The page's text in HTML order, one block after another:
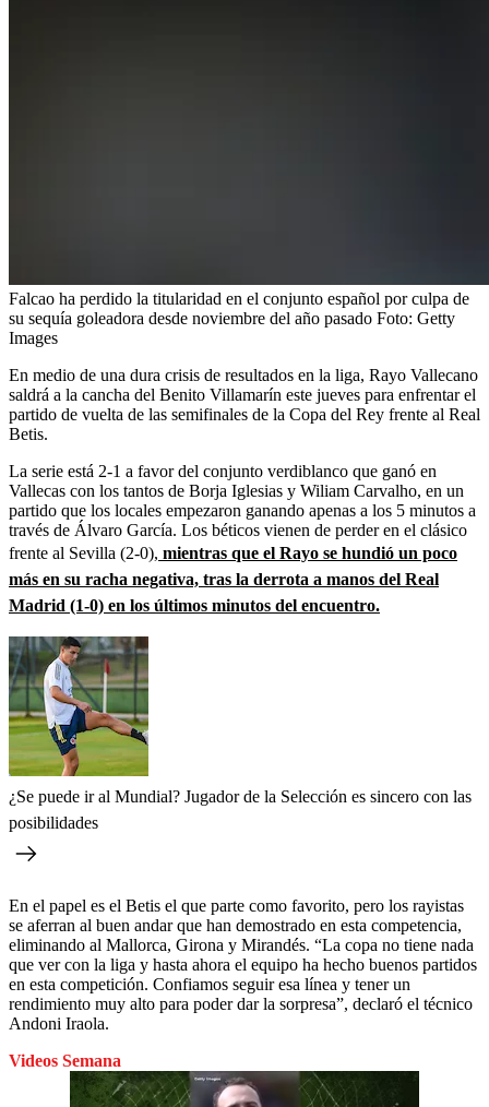
Falcao ha perdido la titularidad en el conjunto español por culpa de
su sequía goleadora desde noviembre del año pasado Foto: Getty
Images
En medio de una dura crisis de resultados en la liga, Rayo Vallecano
saldrá a la cancha del Benito Villamarín este jueves para enfrentar el
partido de vuelta de las semifinales de la Copa del Rey frente al Real
Betis.
La serie está 2-1 a favor del conjunto verdiblanco que ganó en
Vallecas con los tantos de Borja Iglesias y Wiliam Carvalho, en un
partido que los locales empezaron ganando apenas a los 5 minutos a
través de Álvaro García. Los béticos vienen de perder en el clásico
frente al Sevilla (2-0), mientras que el Rayo se hundió un poco
más en su racha negativa, tras la derrota a manos del Real
Madrid (1-0) en los últimos minutos del encuentro.
¿Se puede ir al Mundial? Jugador de la Selección es sincero con las
posibilidades
En el papel es el Betis el que parte como favorito, pero los rayistas
se aferran al buen andar que han demostrado en esta competencia,
eliminando al Mallorca, Girona y Mirandés. “La copa no tiene nada
que ver con la liga y hasta ahora el equipo ha hecho buenos partidos
en esta competición. Confiamos seguir esa línea y tener un
rendimiento muy alto para poder dar la sorpresa”, declaró el técnico
Andoni Iraola.
Videos Semana